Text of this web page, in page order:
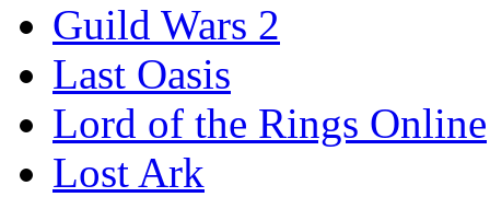
Guild Wars 2
Last Oasis
Lord of the Rings Online
Lost Ark